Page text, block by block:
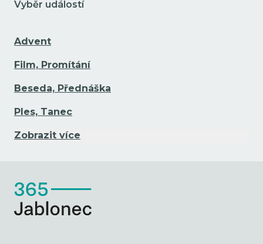
Vyběr událostí
Advent
Film, Promítání
Beseda, Přednáška
Ples, Tanec
Zobrazit více